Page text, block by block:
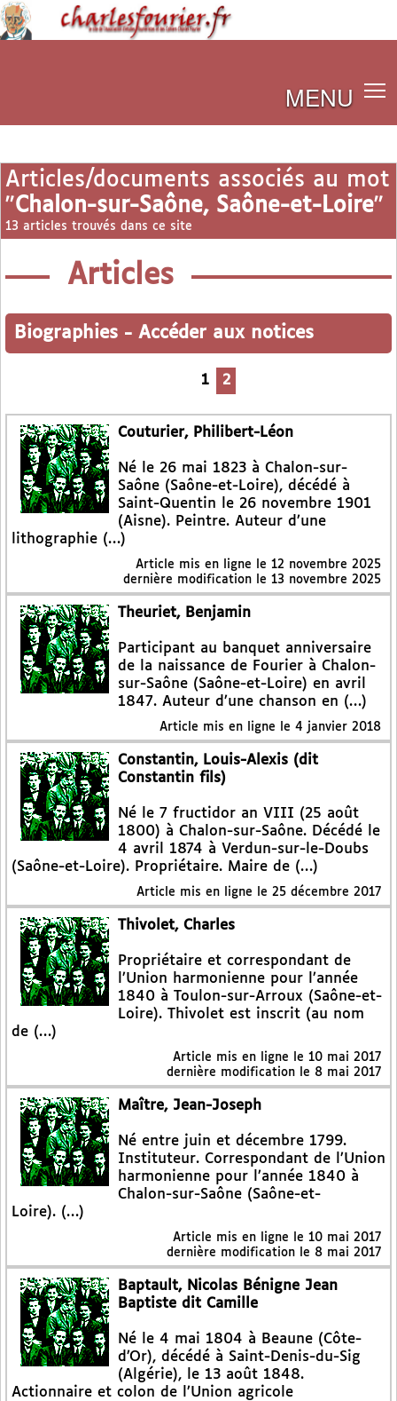
MENU
Articles/documents associés au mot
"Chalon-sur-Saône, Saône-et-Loire"
13 articles trouvés dans ce site
Articles
Biographies - Accéder aux notices
1 2
Couturier, Philibert-Léon
Né le 26 mai 1823 à Chalon-sur-
Saône (Saône-et-Loire), décédé à
Saint-Quentin le 26 novembre 1901
(Aisne). Peintre. Auteur d’une
lithographie (…)
Article mis en ligne le 12 novembre 2025
dernière modification le 13 novembre 2025
Theuriet, Benjamin
Participant au banquet anniversaire
de la naissance de Fourier à Chalon-
sur-Saône (Saône-et-Loire) en avril
1847. Auteur d’une chanson en (…)
Article mis en ligne le 4 janvier 2018
Constantin, Louis-Alexis (dit
Constantin fils)
Né le 7 fructidor an VIII (25 août
1800) à Chalon-sur-Saône. Décédé le
4 avril 1874 à Verdun-sur-le-Doubs
(Saône-et-Loire). Propriétaire. Maire de (…)
Article mis en ligne le 25 décembre 2017
Thivolet, Charles
Propriétaire et correspondant de
l’Union harmonienne pour l’année
1840 à Toulon-sur-Arroux (Saône-et-
Loire). Thivolet est inscrit (au nom
de (…)
Article mis en ligne le 10 mai 2017
dernière modification le 8 mai 2017
Maître, Jean-Joseph
Né entre juin et décembre 1799.
Instituteur. Correspondant de l’Union
harmonienne pour l’année 1840 à
Chalon-sur-Saône (Saône-et-
Loire). (…)
Article mis en ligne le 10 mai 2017
dernière modification le 8 mai 2017
Baptault, Nicolas Bénigne Jean
Baptiste dit Camille
Né le 4 mai 1804 à Beaune (Côte-
d’Or), décédé à Saint-Denis-du-Sig
(Algérie), le 13 août 1848.
Actionnaire et colon de l’Union agricole